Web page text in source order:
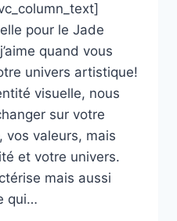
pour le Jade
quand vous
univers artistique!
visuelle, nous
sur votre
vos valeurs, mais
et votre univers.
mais aussi
qui…